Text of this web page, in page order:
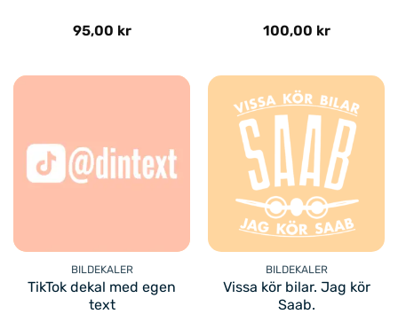
95,00 kr 100,00 kr
BILDEKALER
TikTok dekal med egen
text
BILDEKALER
Vissa kör bilar. Jag kör
Saab.